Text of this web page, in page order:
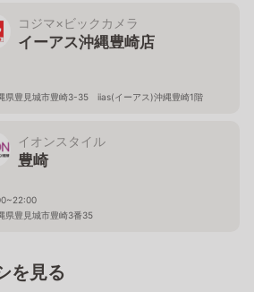
コジマ×ビックカメラ
イーアス沖縄豊崎店
県豊見城市豊崎3-35 iias(イーアス)沖縄豊崎1階
イオンスタイル
豊崎
県豊見城市豊崎3番35
を見る